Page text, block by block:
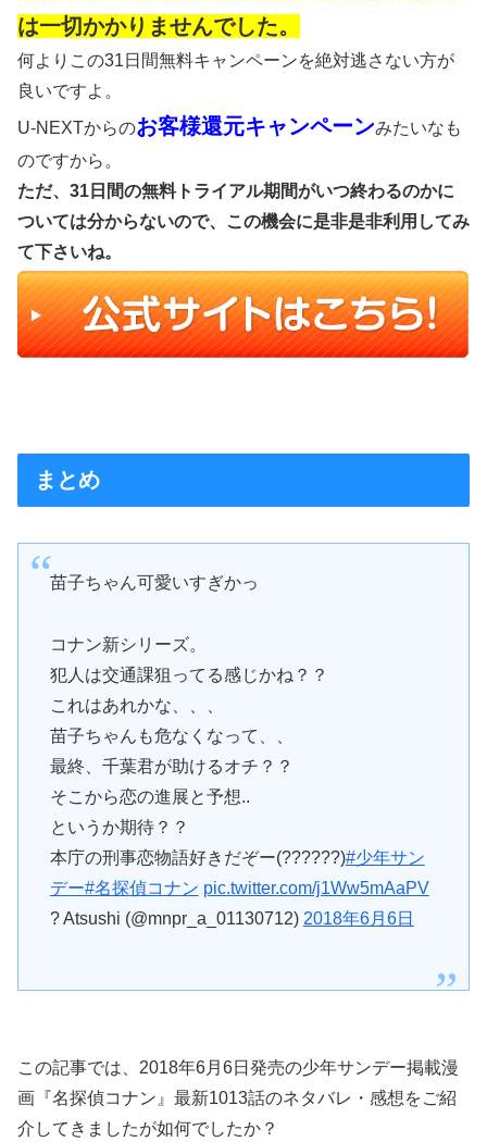
は一切かかりませんでした。
何よりこの31日間無料キャンペーンを絶対逃さない方が
良いですよ。
U-NEXTからのお客様還元キャンペーンみたいなも
のですから。
ただ、31日間の無料トライアル期間がいつ終わるのかに
ついては分からないので、この機会に是非是非利用してみ
て下さいね。
まとめ
苗子ちゃん可愛いすぎかっ
コナン新シリーズ。
犯人は交通課狙ってる感じかね？？
これはあれかな、、、
苗子ちゃんも危なくなって、、
最終、千葉君が助けるオチ？？
そこから恋の進展と予想..
というか期待？？
本庁の刑事恋物語好きだぞー(??????)#少年サン
デー#名探偵コナン pic.twitter.com/j1Ww5mAaPV
? Atsushi (@mnpr_a_01130712) 2018年6月6日
この記事では、2018年6月6日発売の少年サンデー掲載漫
画『名探偵コナン』最新1013話のネタバレ・感想をご紹
介してきましたが如何でしたか？